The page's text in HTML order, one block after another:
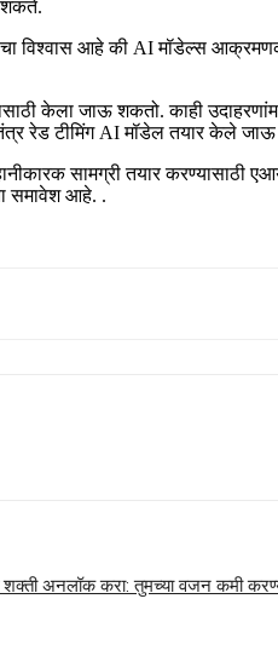
शकते.
आहे की AI मॉडेल्स
केला जाऊ शकतो. काही
रेड टीमिंग AI मॉडेल तयार केले
सामग्री तयार करण्यासाठी
समावेश आहे. .
शक्ती अनलॉक करा: तुमच्या वजन कमी